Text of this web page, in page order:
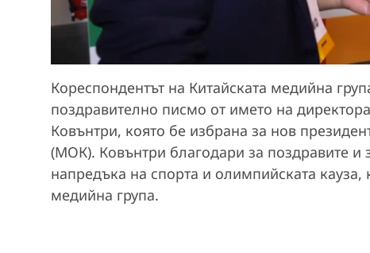
Кореспондентът на Китайската медийна
поздравително писмо от името на
Ковънтри, която бе избрана за нов
(МОК). Ковънтри благодари за поздравите и
напредъка на спорта и олимпийската кауза,
медийна група.